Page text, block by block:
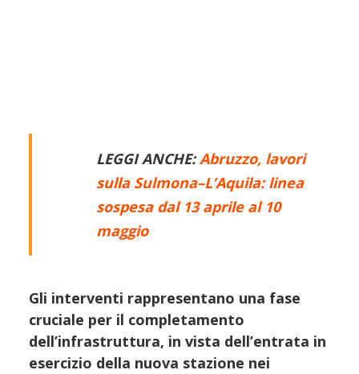
LEGGI ANCHE:Abruzzo, lavori
sulla Sulmona–L’Aquila: linea
sospesa dal 13 aprile al 10
maggio
Gli interventi rappresentano una fase
cruciale per il completamento
dell’infrastruttura, in vista dell’entrata in
esercizio della nuova stazione nei